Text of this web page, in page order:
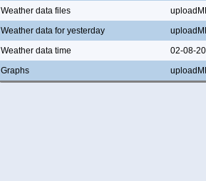
Weather data files
Weather data for yesterday
Weather data time
02-08-
Graphs